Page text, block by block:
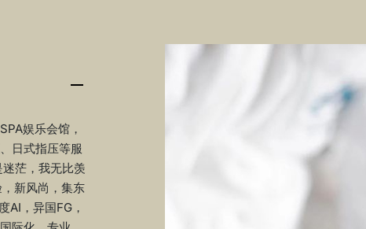
娱乐会馆，
日式指压等服
茫，我无比羡
新风尚，集东
AI，异国FG，